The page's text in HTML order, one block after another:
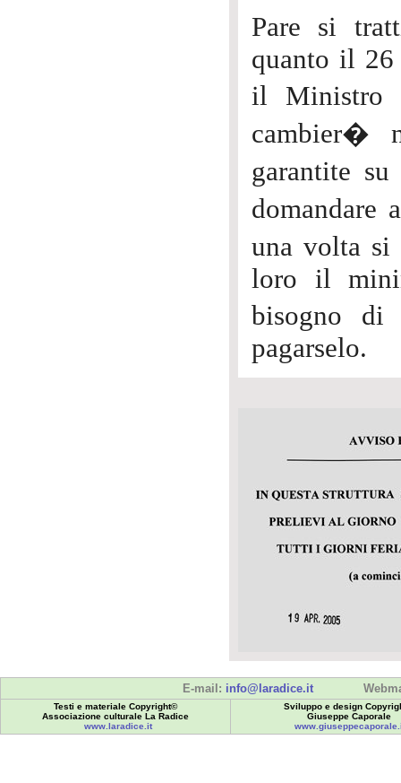
Pare si
quanto il 26
il Ministro
cambier�
garantite
una volta
loro il
bisogno
pagarselo.
E-mail: info@laradice.it
Testi e materiale Copyright©
Associazione culturale La Radice
www.laradice.it
Sviluppo e design
Giuseppe Caporale